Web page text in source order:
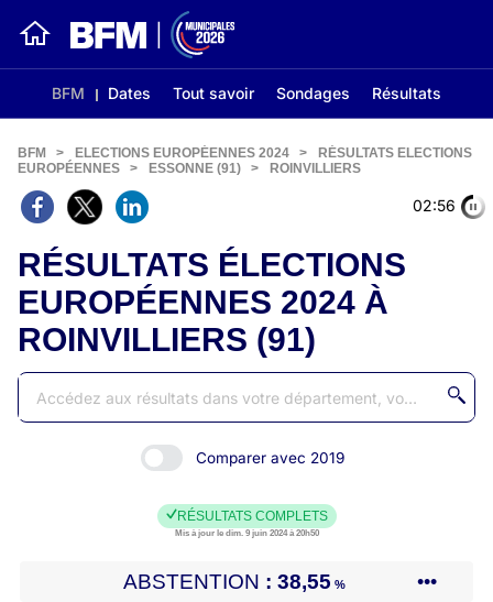
BFM Dates Tout savoir Sondages Résultats
02:56
BFM > ELECTIONS EUROPÉENNES 2024 >
RÉSULTATS ELECTIONS
EUROPÉENNES
> ESSONNE (91) > ROINVILLIERS
RÉSULTATS ÉLECTIONS
EUROPÉENNES 2024 À
ROINVILLIERS (91)
Comparer avec 2019
RÉSULTATS COMPLETS
Mis à jour le dim. 9 juin 2024 à 20h50
ABSTENTION 38,55 % •••